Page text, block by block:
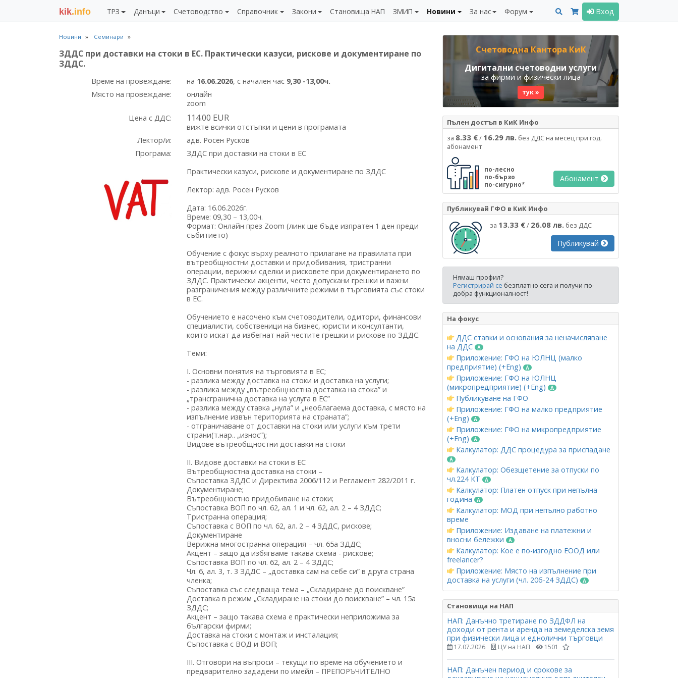
kik.info ТРЗ Данъци Счетоводство Справочник Закони Становища НАП ЗМИП Новини За нас Форум Вход
Новини Семинари
ЗДДС при доставки на стоки в ЕС. Практически казуси, рискове и документиране по
ЗДДС.
Време на провеждане: на 16.06.2026, с начален час 9,30 -13,00ч.
Място на провеждане:
онлайн
zoom
Цена с ДДС: 114.00 EUR
вижте всички отстъпки и цени в програмата
Лектор/и:
адв. Росен Русков
Програма:
ЗДДС при доставки на стоки в ЕС
Практически казуси, рискове и документиране по ЗДДС
Лектор: адв. Росен Русков
Дата: 16.06.2026г.
Време: 09,30 – 13,00ч.
Формат: Онлайн през Zoom (линк ще бъде изпратен 1 ден преди
събитието)
Обучение с фокус върху реалното прилагане на правилата при
вътреобщностни доставки и придобивания, тристранни
операции, верижни сделки и рисковете при документирането по
ЗДДС. Практически акценти, често допускани грешки и важни
разграничения между различните режими в търговията със стоки
в ЕС.
Обучението е насочено към счетоводители, одитори, финансови
специалисти, собственици на бизнес, юристи и консултанти,
които искат да избегнат най-честите грешки и рискове по ЗДДС.
Теми:
I. Основни понятия на търговията в ЕС;
- разлика между доставка на стоки и доставка на услуги;
- разлика между „вътреобщностна доставка на стока” и
„трансгранична доставка на услуга в ЕС”
- разлика между ставка „нула” и „необлагаема доставка, с място на
изпълнение извън територията на страната”;
- отграничаване от доставки на стоки или услуги към трети
страни(т.нар.. „износ”);
Видове вътреобщностни доставки на стоки
II. Видове доставки на стоки в ЕС
Вътреобщностна доставка на стоки –
Съпоставка ЗДДС и Директива 2006/112 и Регламент 282/2011 г.
Документиране;
Вътреобщностно придобиване на стоки;
Съпоставка ВОП по чл. 62, ал. 1 и чл. 62, ал. 2 – 4 ЗДДС;
Тристранна операция;
Съпоставка с ВОП по чл. 62, ал. 2 – 4 ЗДДС, рискове;
Документиране
Верижна многостранна операция – чл. 65а ЗДДС;
Акцент – защо да избягваме такава схема - рискове;
Съпоставка ВОП по чл. 62, ал. 2 – 4 ЗДДС;
Чл. 6, ал. 3, т. 3 ЗДДС – „доставка сам на себе си” в друга страна
членка;
Съпоставка със следваща тема – „Складиране до поискване”
Доставка в режим „Складиране на стоки до поискване” – чл. 15а
ЗДДС;
Акцент – защо такава схема е практически неприложима за
български фирми;
Доставка на стоки с монтаж и инсталация;
Съпоставка с ВОД и ВОП;
III. Отговори на въпроси – текущи по време на обучението и
предварително зададени по имейл – ПРЕПОРЪЧИТЕЛНО
Счетоводна Кантора КиК
Дигитални счетоводни услуги
за фирми и физически лица
тук »
Пълен достъп в КиК Инфо
за 8.33 €/ 16.29 лв. без ДДС на месец при год.
абонамент
по-лесно
по-бързо
по-сигурно*
Абонамент
Публикувай ГФО в КиК Инфо
за 13.33 €/ 26.08 лв. без ДДС
Публикувай
Нямаш профил?
Регистрирай се безплатно сега и получи по-
добра функционалност!
На фокус
ДДС ставки и основания за неначисляване
на ДДС
Приложение: ГФО на ЮЛНЦ (малко
предприятие) (+Eng)
Приложение: ГФО на ЮЛНЦ
(микропредприятие) (+Eng)
Публикуване на ГФО
Приложение: ГФО на малко предприятие
(+Eng)
Приложение: ГФО на микропредприятие
(+Eng)
Калкулатор: ДДС процедура за приспадане
Калкулатор: Обезщетение за отпуски по
чл.224 КТ
Калкулатор: Платен отпуск при непълна
година
Калкулатор: МОД при непълно работно
време
Приложение: Издаване на платежни и
вносни бележки
Калкулатор: Кое е по-изгодно ЕООД или
freelancer?
Приложение: Място на изпълнение при
доставка на услуги (чл. 20б-24 ЗДДС)
Становища на НАП
НАП: Данъчно третиране по ЗДДФЛ на
доходи от рента и аренда на земеделска земя
при физически лица и еднолични търговци
17.07.2026 ЦУ на НАП 1501
НАП: Данъчен период и срокове за